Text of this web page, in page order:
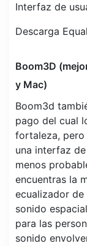
Interfaz de
Descarga
Boom3D
y Mac)
Boom3d
pago del cual
fortaleza, pero
una interfaz
menos
encuentras la
ecualizador
sonido
para las
sonido